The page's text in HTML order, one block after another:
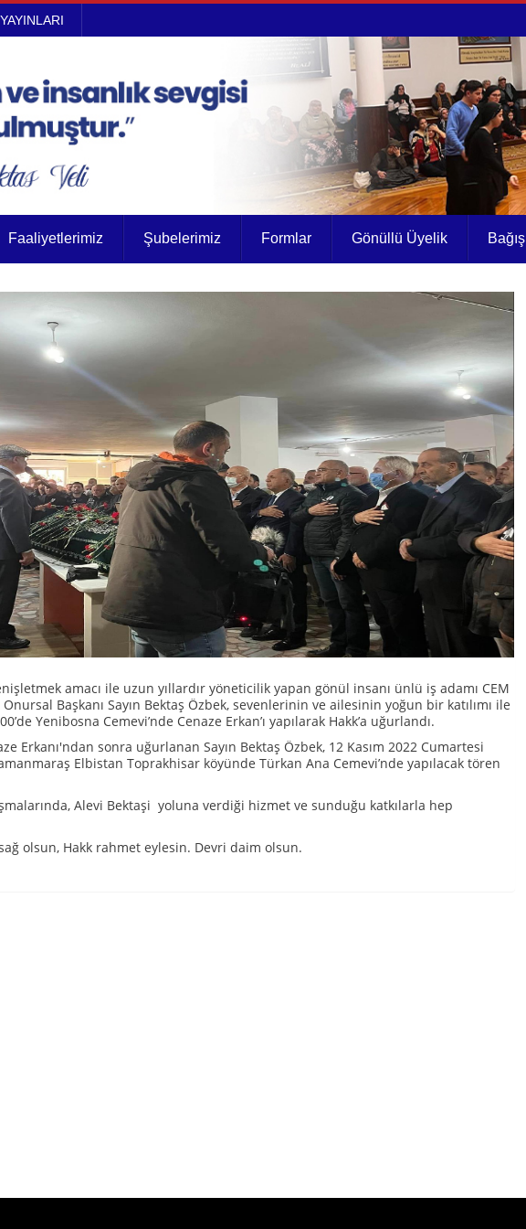
Faaliyetlerimiz Şubelerimiz Formlar Gönüllü Üyelik Bağış
amacı ile uzun yıllardır yöneticilik yapan gönül insanı ünlü iş adamı CEM
Onursal Başkanı Sayın Bektaş Özbek, sevenlerinin ve ailesinin yoğun bir katılımı ile
Yenibosna Cemevi’nde Cenaze Erkan’ı yapılarak Hakk’a uğurlandı.
Erkanı'ndan sonra uğurlanan Sayın Bektaş Özbek, 12 Kasım 2022 Cumartesi
Elbistan Toprakhisar köyünde Türkan Ana Cemevi’nde yapılacak tören
Alevi Bektaşi yoluna verdiği hizmet ve sunduğu katkılarla hep
olsun, Hakk rahmet eylesin. Devri daim olsun.